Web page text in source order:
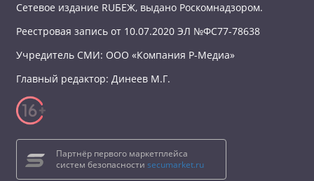
Сетевое издание RUБЕЖ, выдано Роскомнадзором.
Реестровая запись от 10.07.2020 ЭЛ №ФС77-78638
Учредитель СМИ: ООО «Компания Р-Медиа»
Главный редактор: Динеев М.Г.
Партнёр первого маркетплейса
систем безопасности secumarket.ru